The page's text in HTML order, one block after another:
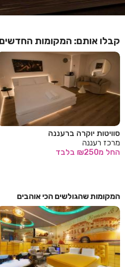
קבלו אותם: המקומות
סוויטות יוקרה ברעננה
מרכז רעננה
החל מ₪250 בלבד
המקומות שהגולשים הכי אוהבים